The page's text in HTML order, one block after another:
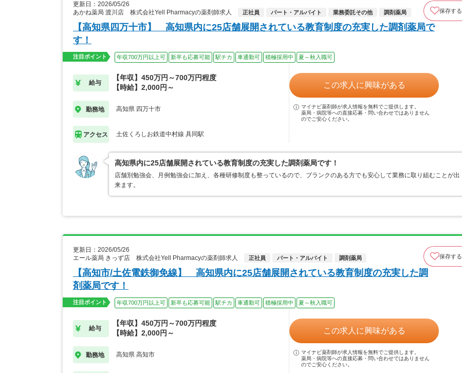
更新日：2026/05/26
あかね薬局 渡川店 株式会社Yell Pharmacyの薬剤師求人
正社員 パート・アルバイト 業務委託その他 調剤薬局 保存する
【高知県四万十市】 高知県内に25店舗展開されている教育制度の充実した調剤薬局で
す！
注目ポイント 年収700万円以上可 新卒も応募可能 駅チカ 車通勤可 積極採用中 夏～秋入職可
給与
【年収】450万円～700万円程度
【時給】2,000円～
勤務地 高知県 四万十市
アクセス 土佐くろしお鉄道中村線 具同駅
この求人に興味がある
マイナビ薬剤師が求人情報を無料でご提供します。
薬局・病院等への直接応募・問い合わせではありません
のでご安心ください。
高知県内に25店舗展開されている教育制度の充実した調剤薬局です！
店舗別勉強会、月例勉強会に加え、各種研修制度も整っているので、ブランクのある方でも安心して業務に取り組むことが出
来ます。
更新日：2026/05/26
エール薬局 きっず店 株式会社Yell Pharmacyの薬剤師求人
正社員 パート・アルバイト 調剤薬局 保存する
【高知市/土佐電鉄御免線】 高知県内に25店舗展開されている教育制度の充実した調
剤薬局です！
注目ポイント 年収700万円以上可 新卒も応募可能 駅チカ 車通勤可 積極採用中 夏～秋入職可
給与
【年収】450万円～700万円程度
【時給】2,000円～
勤務地 高知県 高知市
この求人に興味がある
マイナビ薬剤師が求人情報を無料でご提供します。
薬局・病院等への直接応募・問い合わせではありません
のでご安心ください。